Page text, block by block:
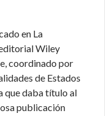
en La
Wiley
coordinado por
de Estados
que daba título al
publicación